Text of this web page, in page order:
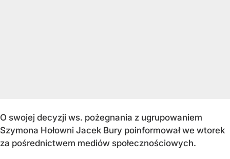
O swojej decyzji ws. pożegnania z ugrupowaniem
Szymona Hołowni Jacek Bury poinformował we wtorek
za pośrednictwem mediów społecznościowych.